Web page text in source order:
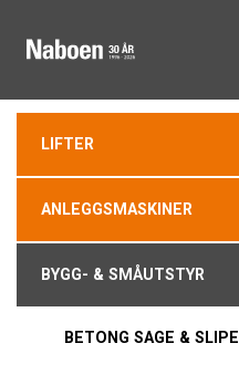
LIFTER
ANLEGGSMASKINER
BYGG- & SMÅUTSTYR
BETONG SAGE & SLIPE